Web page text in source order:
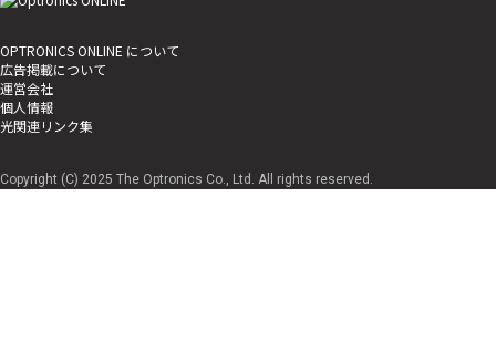
OPTRONICS ONLINE について
広告掲載について
運営会社
個人情報
光関連リンク集
Copyright (C) 2025 The Optronics Co., Ltd. All rights reserved.